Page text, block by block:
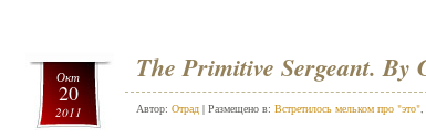
Окт
20
2011
The Primitive Sergeant. By
Автор: Отрад | Размещено в: Встретилось мельком про "это",